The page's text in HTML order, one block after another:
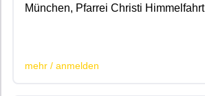
München, Pfarrei Christi Himmelfahrt
mehr / anmelden